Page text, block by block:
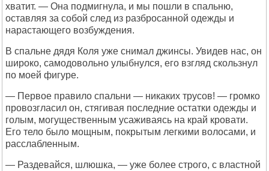
хватит. — Она подмигнула, и мы пошли в спальню,
оставляя за собой след из разбросанной одежды и
нарастающего возбуждения.
В спальне дядя Коля уже снимал джинсы. Увидев нас, он
широко, самодовольно улыбнулся, его взгляд скользнул
по моей фигуре.
— Первое правило спальни — никаких трусов! — громко
провозгласил он, стягивая последние остатки одежды и
голым, могущественным усаживаясь на край кровати.
Его тело было мощным, покрытым легкими волосами, и
расслабленным.
— Раздевайся, шлюшка, — уже более строго, с властной